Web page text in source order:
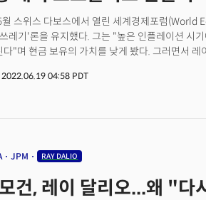
월 스위스 다보스에서 열린 세계경제포럼(World
레기'론을 유지했다. 그는 "높은 인플레이션 시
다"며 현금 보유의 가치를 낮게 봤다. 그러면서
다. 레이달리오는 현재 시장을 70년대식 스태그플
파(Pure Alpha), 올웨더(All Weather), 퓨어 알파
2022.06.19 04:58 PDT
JPM RAY DALIO
건, 레이 달리오...왜 "다